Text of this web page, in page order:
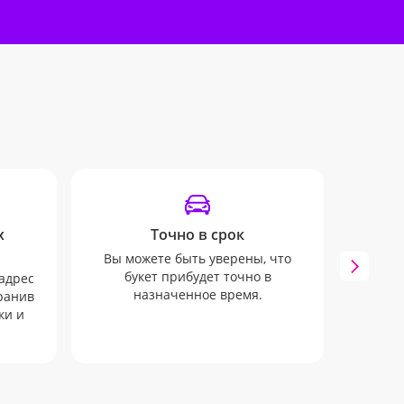
и
Точно в срок
Вы можете быть уверены, что
букет прибудет точно в
назначенное время.